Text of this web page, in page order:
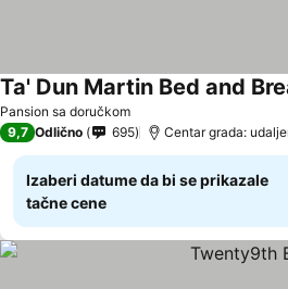
Pansion sa doručkom
Ta' Dun Martin Bed and
9,7 Odlično 695 Centar grada:
Izaberi datume da bi se prikazale
tačne cene